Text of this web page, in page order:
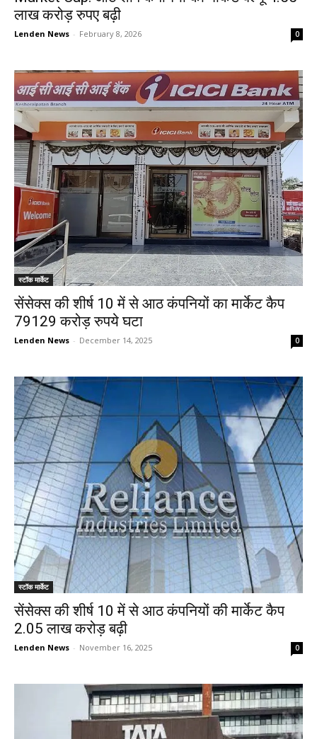
लाख करोड़ रुपए बढ़ी
Lenden News - February 8, 2026 0
स्टॉक मार्केट
सेंसेक्स की शीर्ष 10 में से आठ कंपनियों का मार्केट कैप
79129 करोड़ रुपये घटा
Lenden News - December 14, 2025 0
स्टॉक मार्केट
सेंसेक्स की शीर्ष 10 में से आठ कंपनियों की मार्केट कैप
2.05 लाख करोड़ बढ़ी
Lenden News - November 16, 2025 0